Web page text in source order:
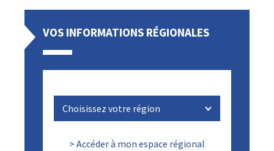
VOS INFORMATIONS RÉGIONALES
> Accéder à mon espace régional